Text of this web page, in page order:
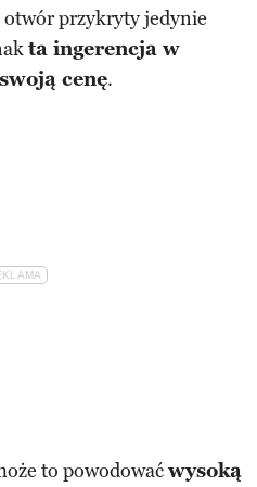
otwór przykryty jedynie
ta ingerencja w
cenę.
to powodowaćwysoką